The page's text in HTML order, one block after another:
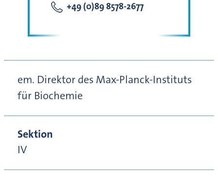
+49 (0)89 8578-2677
em. Direktor des Max-Planck-Instituts
für Biochemie
Sektion
IV